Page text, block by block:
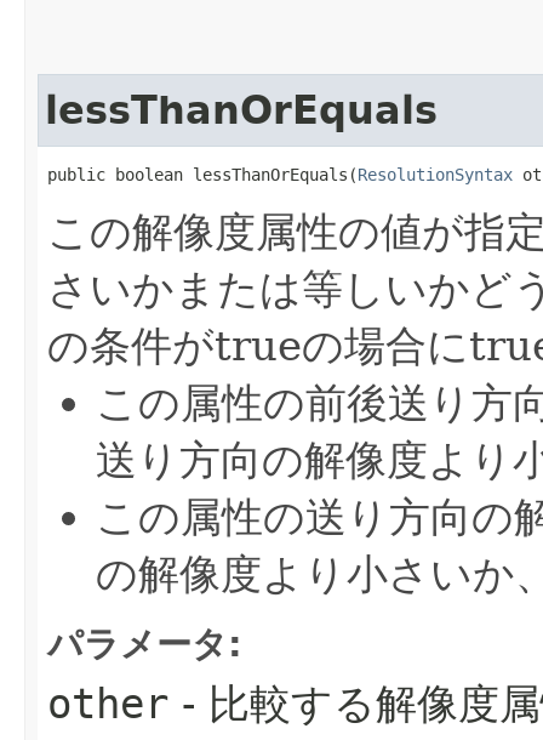
lessThanOrEquals
public boolean lessThanOrEquals​(ResolutionSyntax
この解像度属性の値が指
さいかまたは等しいかど
の条件がtrueの場合に
この属性の前後送り方
送り方向の解像度より
この属性の送り方向の
の解像度より小さいか
パラメータ:
other - 比較する解像度